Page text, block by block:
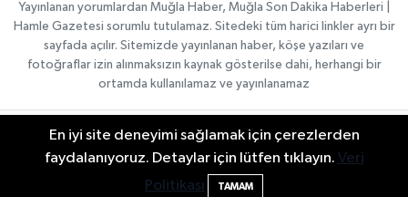
Yayınlanan yorumlardan Muğla Haber, Muğla Son Dakika Haberleri |
Hamle Gazetesi sorumlu tutulamaz. Sitedeki tüm harici linkler ayrı bir
sayfada açılır. Sitemizde yayınlanan haber, köşe yazıları ve
fotoğraflar izin alınmaksızın kaynak gösterilse dahi, herhangi bir
ortamda kullanılamaz ve yayınlanamaz
Gizlilik Sözleşmesi
Veri Politikası
Haber Yazılımı:
TE Bilişim
| Copyright © 2026
En iyi site deneyimi sağlamak için çerezlerden
faydalanıyoruz. Detaylar için lütfen tıklayın. Veri
Politikası
TAMAM